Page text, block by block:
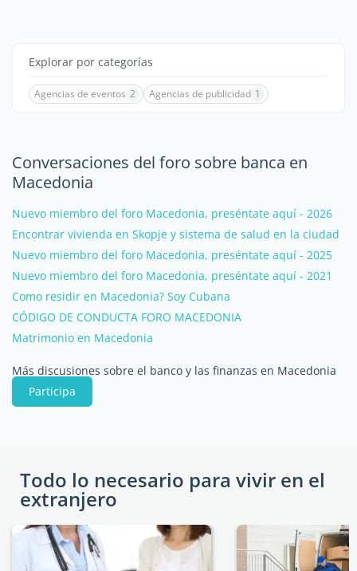
Explorar por categorías
Agencias de eventos 2 Agencias de publicidad 1
Conversaciones del foro sobre banca en
Macedonia
Nuevo miembro del foro Macedonia, preséntate aquí - 2026
Encontrar vivienda en Skopje y sistema de salud en la ciudad
Nuevo miembro del foro Macedonia, preséntate aquí - 2025
Nuevo miembro del foro Macedonia, preséntate aquí - 2021
Como residir en Macedonia? Soy Cubana
CÓDIGO DE CONDUCTA FORO MACEDONIA
Matrimonio en Macedonia
Más discusiones sobre el banco y las finanzas en Macedonia
Participa
Todo lo necesario para vivir en el
extranjero